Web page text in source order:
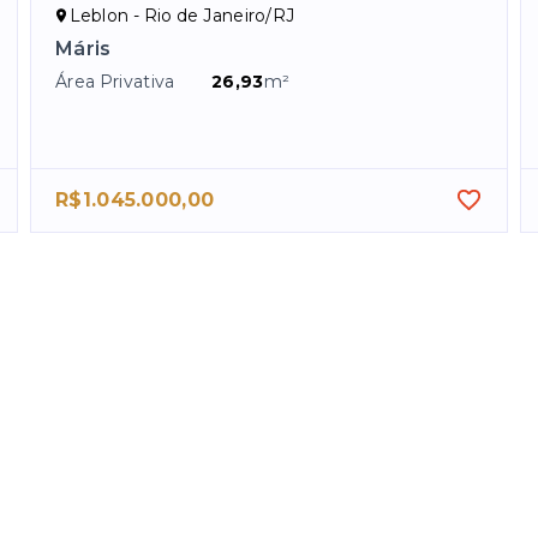
Leblon - Rio de Janeiro/RJ
Máris
Área Privativa 26,93m²
R$1.045.000,00